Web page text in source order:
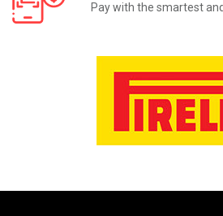
Pay with the smartest